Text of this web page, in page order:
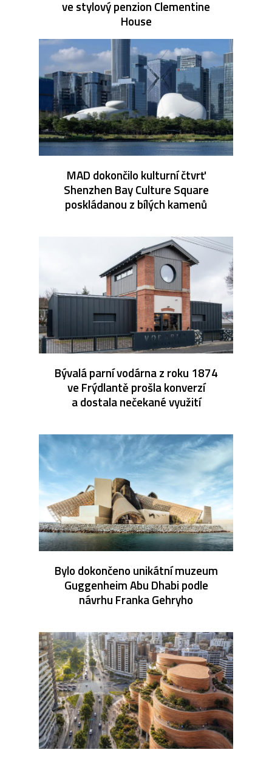
ve stylový penzion Clementine
House
MAD dokončilo kulturní čtvrť
Shenzhen Bay Culture Square
poskládanou z bílých kamenů
Bývalá parní vodárna z roku 1874
ve Frýdlantě prošla konverzí
a dostala nečekané využití
Bylo dokončeno unikátní muzeum
Guggenheim Abu Dhabi podle
návrhu Franka Gehryho